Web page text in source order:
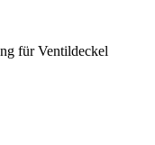
für Ventildeckel